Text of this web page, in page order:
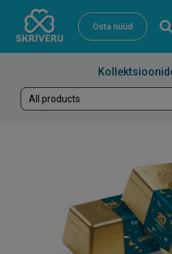
Osta nüüd